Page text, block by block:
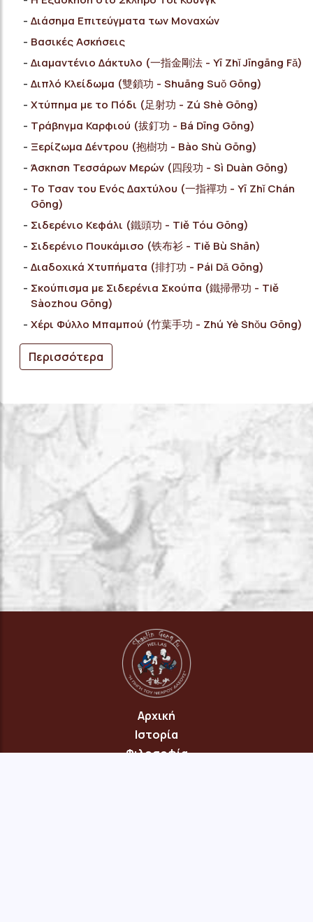
Διάσημα Επιτεύγματα των Μοναχών
Bασικές Ασκήσεις
Διαμαντένιο Δάκτυλο (一指金剛法 - Yī Zhǐ Jīngāng Fǎ)
Διπλό Κλείδωμα (雙鎖功 - Shuāng Suǒ Gōng)
Χτύπημα με το Πόδι (足射功 - Zú Shè Gōng)
Τράβηγμα Καρφιού (拔釘功 - Bá Dīng Gōng)
Ξερίζωμα Δέντρου (抱樹功 - Bào Shù Gōng)
Άσκηση Τεσσάρων Μερών (四段功 - Sì Duàn Gōng)
Το Τσαν του Ενός Δαχτύλου (一指禪功 - Yī Zhǐ Chán
Gōng)
Σιδερένιο Κεφάλι (鐵頭功 - Tiě Tóu Gōng)
Σιδερένιο Πουκάμισο (铁布衫 - Tiě Bù Shān)
Διαδοχικά Χτυπήματα (排打功 - Pái Dǎ Gōng)
Σκούπισμα με Σιδερένια Σκούπα (鐵掃帚功 - Tiě
Sàozhou Gōng)
Χέρι Φύλλο Μπαμπού (竹葉手功 - Zhú Yè Shǒu Gōng)
Περισσότερα
Αρχική
Ιστορία
Φιλοσοφία